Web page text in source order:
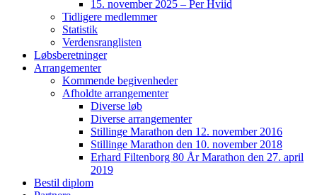
15. november 2025 – Per Hviid
Tidligere medlemmer
Statistik
Verdensranglisten
Løbsberetninger
Arrangementer
Kommende begivenheder
Afholdte arrangementer
Diverse løb
Diverse arrangementer
Stillinge Marathon den 12. november 2016
Stillinge Marathon den 10. november 2018
Erhard Filtenborg 80 År Marathon den 27. april
2019
Bestil diplom